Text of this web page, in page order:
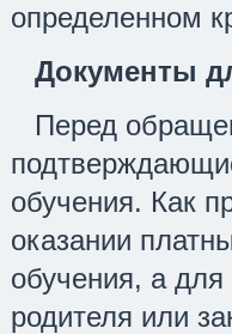
определенном
Документы
Перед
обучения. Как
оказании
обучения, а
родителя или